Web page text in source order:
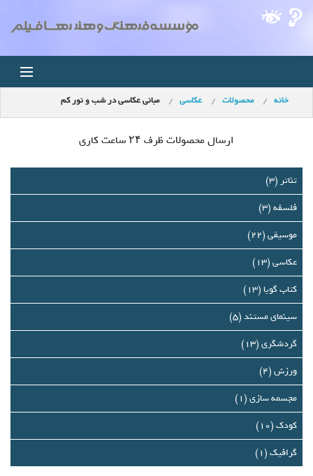
خانه
استودیو
فروشگاه
مجله ویدئویی
کودک
درباره ما
تماس با ما
سبد خرید شما خالی است
سبد خرید
ورود
خانه محصولات عکاسی مبانی عکاسی در شب و نور كم
ارسال محصولات ظرف ۲۴ ساعت کاری
تئاتر (3)
فلسفه (3)
موسیقی (22)
عکاسی (13)
کتاب گویا (13)
سینمای مستند (5)
گردشگری (13)
ورزش (4)
مجسمه سازی (1)
کودک (10)
گرافيك (1)